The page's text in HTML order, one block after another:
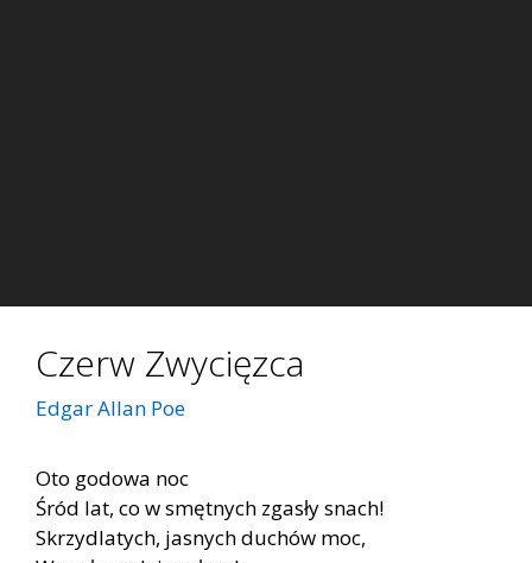
Czerw Zwycięzca
Edgar Allan Poe
Oto godowa noc
Śród lat, co w smętnych zgasły snach!
Skrzydlatych, jasnych duchów moc,